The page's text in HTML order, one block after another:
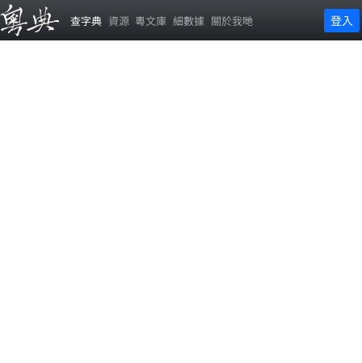
查字典 資源 粵文庫 細數據 關於我哋 登入